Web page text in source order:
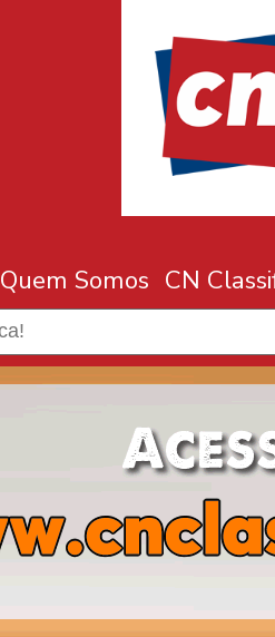
Quem Somos CN